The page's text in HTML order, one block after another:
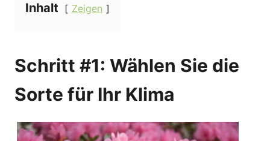
Inhalt Zeigen
Schritt #1: Wählen Sie die
Sorte für Ihr Klima